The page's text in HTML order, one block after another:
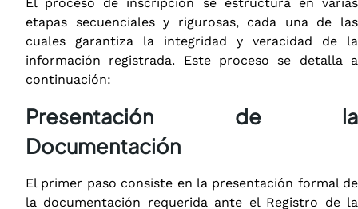
etapas secuenciales y rigurosas, cada una de las
cuales garantiza la integridad y veracidad de la
información registrada. Este proceso se detalla a
continuación:
Presentación de la
Documentación
El primer paso consiste en la presentación formal de
la documentación requerida ante el Registro de la